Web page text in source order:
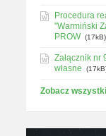
Procedura
"Warmiński
PROW (17kB)
Załącznik nr
własne
Zobacz